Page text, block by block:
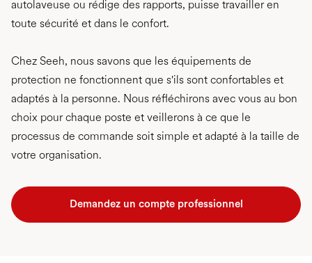
autolaveuse ou rédige des rapports, puisse travailler en
toute sécurité et dans le confort.
Chez Seeh, nous savons que les équipements de
protection ne fonctionnent que s'ils sont confortables et
adaptés à la personne. Nous réfléchirons avec vous au bon
choix pour chaque poste et veillerons à ce que le
processus de commande soit simple et adapté à la taille de
votre organisation.
Demandez un compte professionnel